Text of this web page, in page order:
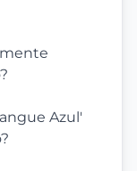
Azul'